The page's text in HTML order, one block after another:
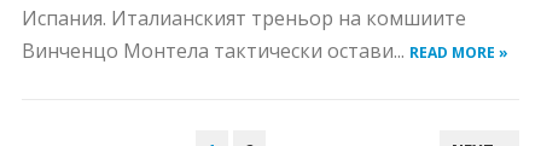
Испания. Италианският треньор на комшиите
Винченцо Монтела тактически остави... READ MORE »